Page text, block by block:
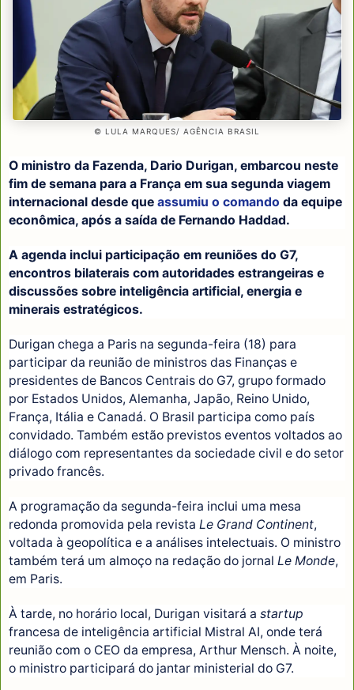
© LULA MARQUES/ AGÊNCIA BRASIL
O ministro da Fazenda, Dario Durigan, embarcou neste
fim de semana para a França em sua segunda viagem
internacional desde que assumiu o comando da equipe
econômica, após a saída de Fernando Haddad.
A agenda inclui participação em reuniões do G7,
encontros bilaterais com autoridades estrangeiras e
discussões sobre inteligência artificial, energia e
minerais estratégicos.
Durigan chega a Paris na segunda-feira (18) para
participar da reunião de ministros das Finanças e
presidentes de Bancos Centrais do G7, grupo formado
por Estados Unidos, Alemanha, Japão, Reino Unido,
França, Itália e Canadá. O Brasil participa como país
convidado. Também estão previstos eventos voltados ao
diálogo com representantes da sociedade civil e do setor
privado francês.
A programação da segunda-feira inclui uma mesa
redonda promovida pela revista Le Grand Continent,
voltada à geopolítica e a análises intelectuais. O ministro
também terá um almoço na redação do jornal Le Monde,
em Paris.
À tarde, no horário local, Durigan visitará a startup
francesa de inteligência artificial Mistral AI, onde terá
reunião com o CEO da empresa, Arthur Mensch. À noite,
o ministro participará do jantar ministerial do G7.